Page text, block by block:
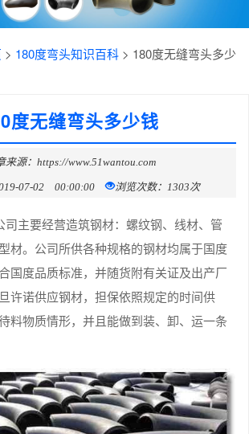
> 180度弯头知识百科 > 180度无缝弯头多少
度无缝弯头多少钱
来源：https://www.51wantou.com
07-02 00:00:00 浏览次数：1303次
司主要经营造筑钢材：螺纹钢、线材、管
材。公司所供各种规格的钢材均属于国度
国度品质标准，并随货附有关证及出产厂
许诺供应钢材，担保依照规定的时间供
料物质情形，并且能做到装、卸、运一条